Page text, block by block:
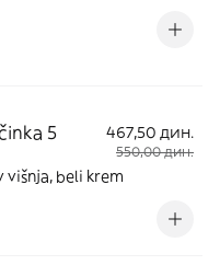
5 467,50 дин.
550,00 дин.
višnja, beli krem